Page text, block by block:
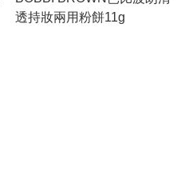
透持妝兩用粉餅11g